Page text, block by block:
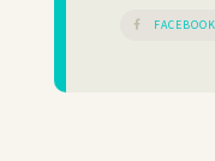
FACEBOOK